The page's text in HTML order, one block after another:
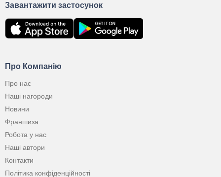
Про Компанію
Про нас
Наші нагороди
Новини
Франшиза
Робота у нас
Наші автори
Контакти
Політика конфіденційності
Завантажити застосунок